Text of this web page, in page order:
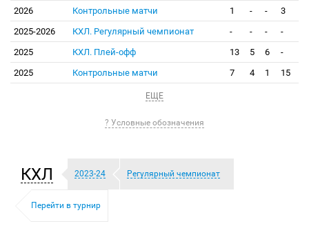
2026
Контрольные матчи 1 - -
3
2025-2026
КХЛ. Регулярный чемпионат - - -
-
2025
КХЛ. Плей-офф 13 5 6
-
2025
Контрольные матчи 7 4 1 15
ЕЩЕ
? Условные обозначения
КХЛ 2023-24 Регулярный чемпионат
Перейти в турнир